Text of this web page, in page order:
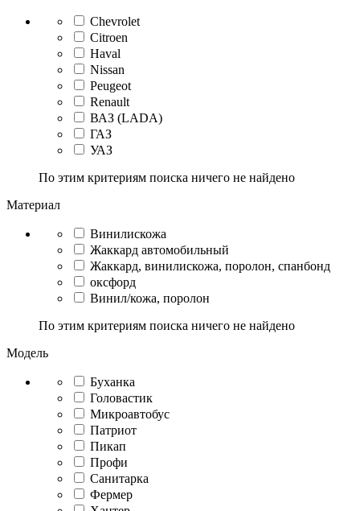
Chevrolet
Citroen
Haval
Nissan
Peugeot
Renault
ВАЗ (LADA)
ГАЗ
УАЗ
По этим критериям поиска ничего не найдено
Материал
Винилискожа
Жаккард автомобильный
Жаккард, винилискожа, поролон, спанбонд
оксфорд
Винил/кожа, поролон
По этим критериям поиска ничего не найдено
Модель
Буханка
Головастик
Микроавтобус
Патриот
Пикап
Профи
Санитарка
Фермер